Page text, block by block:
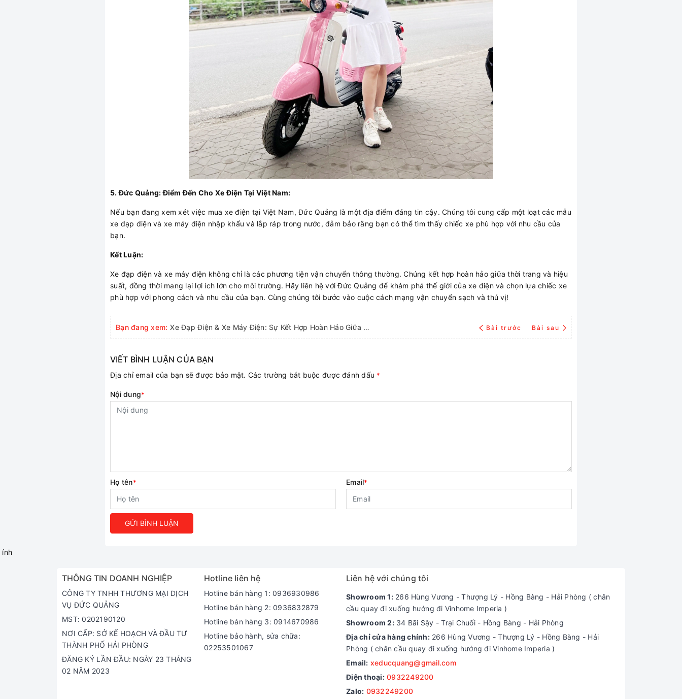
5. Đức Quảng: Điểm Đến Cho Xe Điện Tại Việt Nam:
Nếu bạn đang xem xét việc mua xe điện tại Việt Nam, Đức Quảng là một địa điểm đáng tin cậy. Chúng tôi cung cấp một loạt các mẫu
xe đạp điện và xe máy điện nhập khẩu và lắp ráp trong nước, đảm bảo rằng bạn có thể tìm thấy chiếc xe phù hợp với nhu cầu của
bạn.
Kết Luận:
Xe đạp điện và xe máy điện không chỉ là các phương tiện vận chuyển thông thường. Chúng kết hợp hoàn hảo giữa thời trang và hiệu
suất, đồng thời mang lại lợi ích lớn cho môi trường. Hãy liên hệ với Đức Quảng để khám phá thế giới của xe điện và chọn lựa chiếc xe
phù hợp với phong cách và nhu cầu của bạn. Cùng chúng tôi bước vào cuộc cách mạng vận chuyển sạch và thú vị!
Bạn đang xem: Xe Đạp Điện & Xe Máy Điện: Sự Kết Hợp Hoàn Hảo Giữa Thời Trang và Hiệu Suất Bài trước Bài sau
VIẾT BÌNH LUẬN CỦA BẠN
Địa chỉ email của bạn sẽ được bảo mật. Các trường bắt buộc được đánh dấu *
Nội dung*
Họ tên* Email*
GỬI BÌNH LUẬN
ính
THÔNG TIN DOANH NGHIỆP
CÔNG TY TNHH THƯƠNG MẠI DỊCH
VỤ ĐỨC QUẢNG
MST: 0202190120
NƠI CẤP: SỞ KẾ HOẠCH VÀ ĐẦU TƯ
THÀNH PHỐ HẢI PHÒNG
ĐĂNG KÝ LẦN ĐẦU: NGÀY 23 THÁNG
02 NĂM 2023
Hotline liên hệ
Hotline bán hàng 1: 0936930986
Hotline bán hàng 2: 0936832879
Hotline bán hàng 3: 0914670986
Hotline bảo hành, sửa chữa:
02253501067
Liên hệ với chúng tôi
Showroom 1:266 Hùng Vương - Thượng Lý - Hồng Bàng - Hải Phòng ( chân
cầu quay đi xuống hướng đi Vinhome Imperia )
Showroom 2:34 Bãi Sậy - Trại Chuối - Hồng Bàng - Hải Phòng
Địa chỉ cửa hàng chính:266 Hùng Vương - Thượng Lý - Hồng Bàng - Hải
Phòng ( chân cầu quay đi xuống hướng đi Vinhome Imperia )
Email: xeducquang@gmail.com
Điện thoại: 0932249200
Zalo: 0932249200